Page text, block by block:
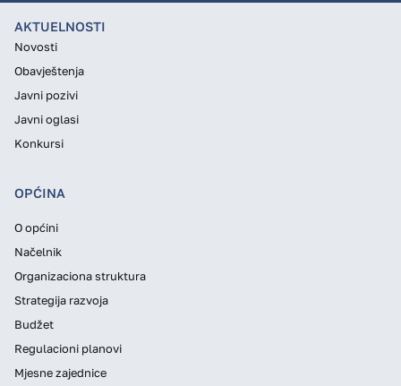
AKTUELNOSTI
Novosti
Obavještenja
Javni pozivi
Javni oglasi
Konkursi
OPĆINA
O općini
Načelnik
Organizaciona struktura
Strategija razvoja
Budžet
Regulacioni planovi
Mjesne zajednice